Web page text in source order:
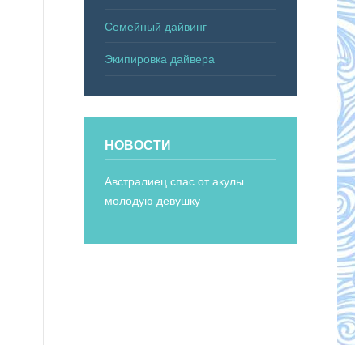
Семейный дайвинг
Экипировка дайвера
НОВОСТИ
Австралиец спас от акулы
молодую девушку